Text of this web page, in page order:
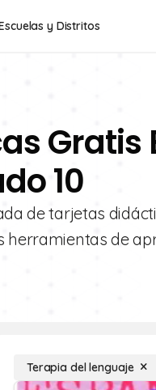
y Distritos
Gratis
10
de tarjetas
de
Terapia del lenguaje